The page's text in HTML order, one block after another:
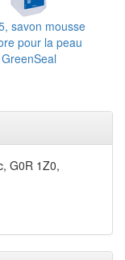
savon mousse
pour la peau
GreenSeal
G0R 1Z0,